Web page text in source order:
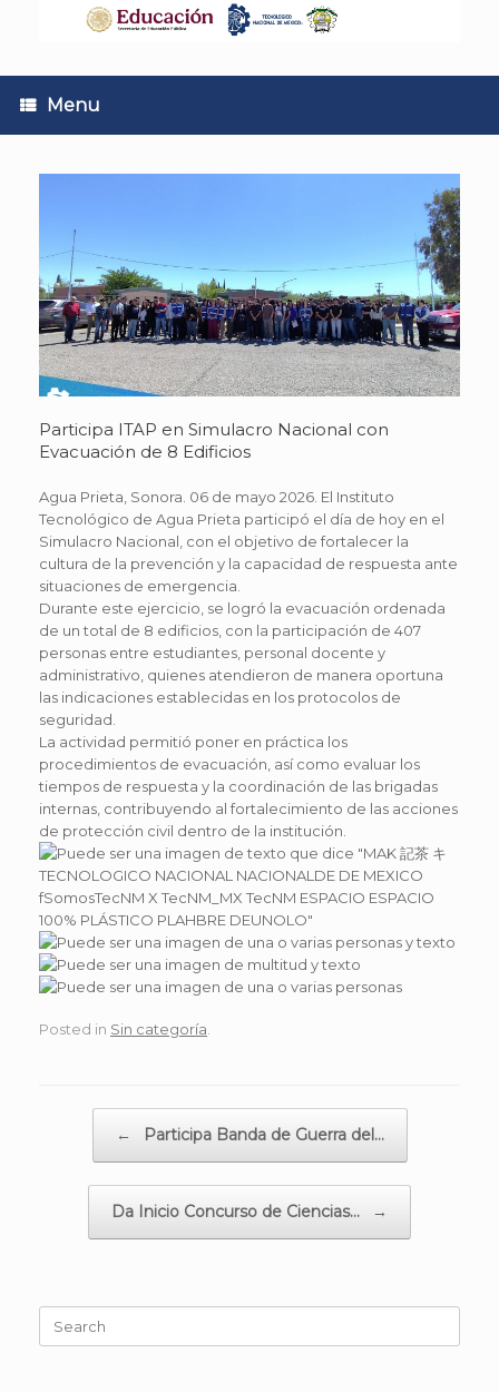
Menu
Participa ITAP en Simulacro Nacional con
Evacuación de 8 Edificios
Agua Prieta, Sonora. 06 de mayo 2026. El Instituto
Tecnológico de Agua Prieta participó el día de hoy en el
Simulacro Nacional, con el objetivo de fortalecer la
cultura de la prevención y la capacidad de respuesta ante
situaciones de emergencia.
Durante este ejercicio, se logró la evacuación ordenada
de un total de 8 edificios, con la participación de 407
personas entre estudiantes, personal docente y
administrativo, quienes atendieron de manera oportuna
las indicaciones establecidas en los protocolos de
seguridad.
La actividad permitió poner en práctica los
procedimientos de evacuación, así como evaluar los
tiempos de respuesta y la coordinación de las brigadas
internas, contribuyendo al fortalecimiento de las acciones
de protección civil dentro de la institución.
Posted in Sin categoría.
← Participa Banda de Guerra del…
Da Inicio Concurso de Ciencias… →
for: